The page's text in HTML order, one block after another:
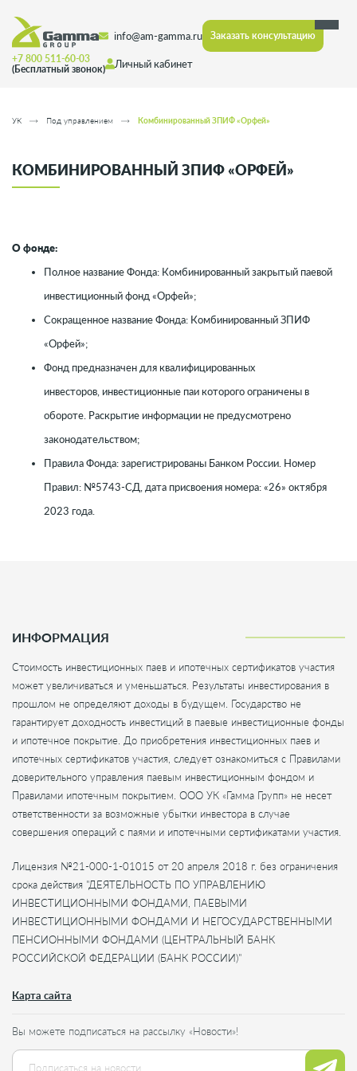
Личный кабинет
info@am-gamma.ru
+7 800 511-60-03
(Бесплатный звонок)
Заказать консультацию
УК Под управлением Комбинированный ЗПИФ «Орфей»
КОМБИНИРОВАННЫЙ ЗПИФ «ОРФЕЙ»
О фонде:
Полное название Фонда: Комбинированный закрытый паевой
инвестиционный фонд «Орфей»;
Сокращенное название Фонда: Комбинированный ЗПИФ
«Орфей»;
Фонд предназначен для квалифицированных
инвесторов, инвестиционные паи которого ограничены в
обороте. Раскрытие информации не предусмотрено
законодательством;
Правила Фонда: зарегистрированы Банком России. Номер
Правил: №5743-СД, дата присвоения номера: «26» октября
2023 года.
ИНФОРМАЦИЯ
Стоимость инвестиционных паев и ипотечных сертификатов участия
может увеличиваться и уменьшаться. Результаты инвестирования в
прошлом не определяют доходы в будущем. Государство не
гарантирует доходность инвестиций в паевые инвестиционные фонды
и ипотечное покрытие. До приобретения инвестиционных паев и
ипотечных сертификатов участия, следует ознакомиться с Правилами
доверительного управления паевым инвестиционным фондом и
Правилами ипотечным покрытием. ООО УК «Гамма Групп» не несет
ответственности за возможные убытки инвестора в случае
совершения операций с паями и ипотечными сертификатами участия.
Лицензия №21-000-1-01015 от 20 апреля 2018 г. без ограничения
срока действия "ДЕЯТЕЛЬНОСТЬ ПО УПРАВЛЕНИЮ
ИНВЕСТИЦИОННЫМИ ФОНДАМИ, ПАЕВЫМИ
ИНВЕСТИЦИОННЫМИ ФОНДАМИ И НЕГОСУДАРСТВЕННЫМИ
ПЕНСИОННЫМИ ФОНДАМИ (ЦЕНТРАЛЬНЫЙ БАНК
РОССИЙСКОЙ ФЕДЕРАЦИИ (БАНК РОССИИ)"
Карта сайта
Вы можете подписаться на рассылку «Новости»!